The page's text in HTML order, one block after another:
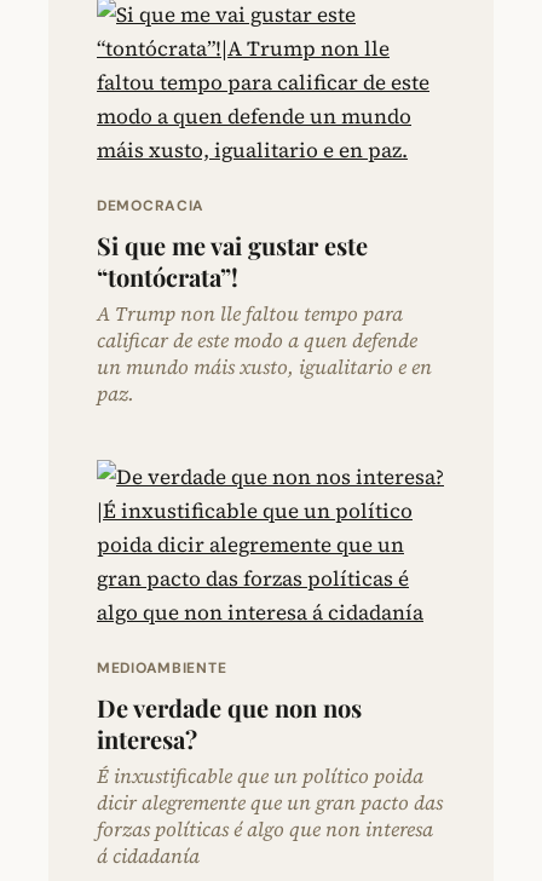
DEMOCRACIA
Si que me vai gustar este
“tontócrata”!
A Trump non lle faltou tempo para
calificar de este modo a quen defende
un mundo máis xusto, igualitario e en
paz.
MEDIOAMBIENTE
De verdade que non nos
interesa?
É inxustificable que un político poida
dicir alegremente que un gran pacto das
forzas políticas é algo que non interesa
á cidadanía